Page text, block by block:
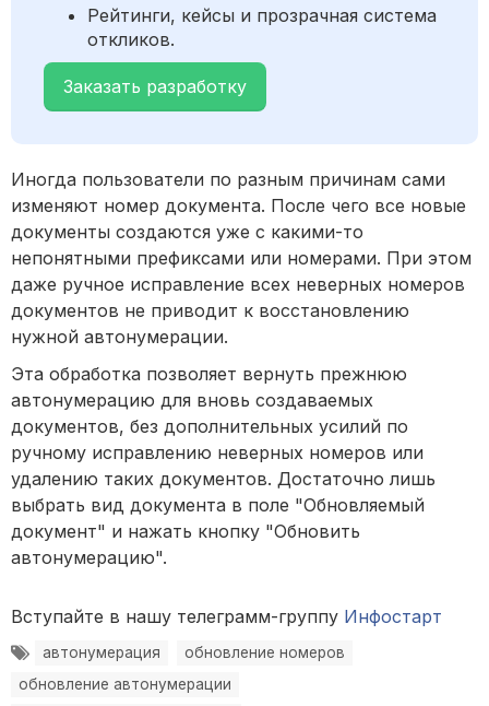
Рейтинги, кейсы и прозрачная система
откликов.
Заказать разработку
Иногда пользователи по разным причинам сами
изменяют номер документа. После чего все новые
документы создаются уже с какими-то
непонятными префиксами или номерами. При этом
даже ручное исправление всех неверных номеров
документов не приводит к восстановлению
нужной автонумерации.
Эта обработка позволяет вернуть прежнюю
автонумерацию для вновь создаваемых
документов, без дополнительных усилий по
ручному исправлению неверных номеров или
удалению таких документов. Достаточно лишь
выбрать вид документа в поле "Обновляемый
документ" и нажать кнопку "Обновить
автонумерацию".
Вступайте в нашу телеграмм-группу Инфостарт
автонумерация
обновление номеров
обновление автонумерации